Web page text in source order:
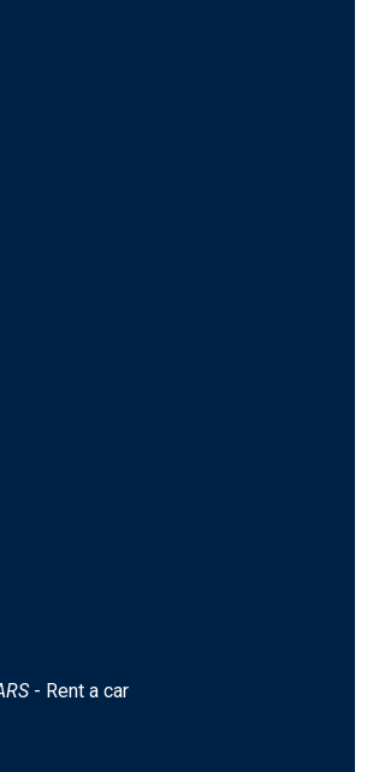
- Rent a car